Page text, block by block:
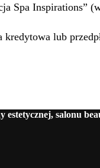
Spa Inspirations”
kredytowa lub
salonu